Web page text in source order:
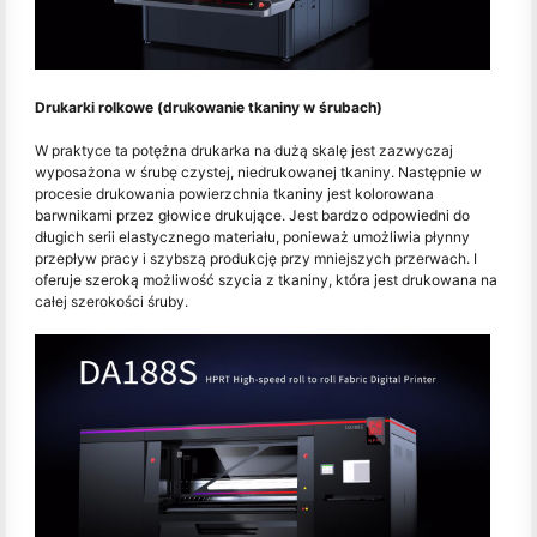
Drukarki rolkowe (drukowanie tkaniny w śrubach)
W praktyce ta potężna drukarka na dużą skalę jest zazwyczaj
wyposażona w śrubę czystej, niedrukowanej tkaniny. Następnie w
procesie drukowania powierzchnia tkaniny jest kolorowana
barwnikami przez głowice drukujące. Jest bardzo odpowiedni do
długich serii elastycznego materiału, ponieważ umożliwia płynny
przepływ pracy i szybszą produkcję przy mniejszych przerwach. I
oferuje szeroką możliwość szycia z tkaniny, która jest drukowana na
całej szerokości śruby.